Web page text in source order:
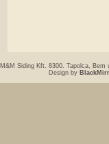
M&M Siding Kft. 8300. Tapolca,
Design by